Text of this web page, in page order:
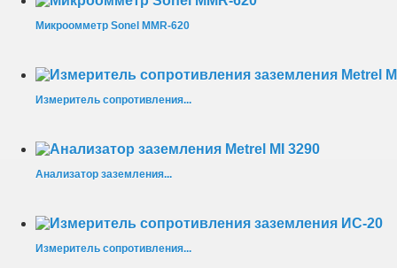
Микроомметр Sonel MMR-620
Измеритель сопротивления...
Анализатор заземления...
Измеритель сопротивления...